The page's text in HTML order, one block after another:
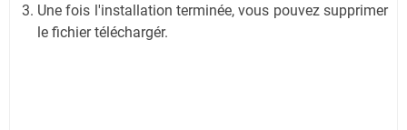
Une fois l'installation terminée, vous pouvez supprimer
le fichier téléchargér.